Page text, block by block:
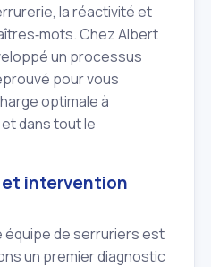
la réactivité et
Chez Albert
un processus
pour vous
optimale à
dans tout le
intervention
de serruriers est
un premier diagnostic